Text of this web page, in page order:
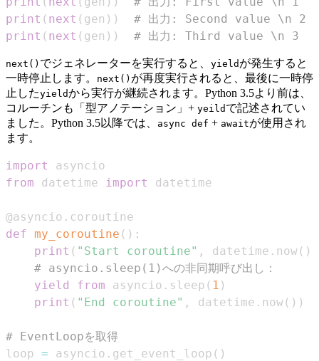
print ( next ( gen ) )
# 出力: Second value \n 2
print ( next ( gen ) ) # 出力: Third value \n 3
next() でジェネレーターを実行すると、 yield が発生すると
一時停止します。
next() が再度実行されると、最後に一時停
止したyieldから実行が継続されます。Python 3.5より前は、
コルーチンも「型アノテーション」+ yeild で記述されてい
ました。Python 3.5以降では、
async def + awaitが使用され
ます。
import
from datetime import
@asyncio . coroutine
def my_coroutine ( ) :
print ( "Start coroutine" , datetime . now( )
# asyncio.sleep(1)への非同期呼び出し：
yield
from asyncio . sleep ( 1 )
print ( "End coroutine" , datetime . now( ) )
# EventLoopを取得
loop = asyncio . get_event_loop ( )